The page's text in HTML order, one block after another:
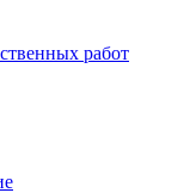
работ